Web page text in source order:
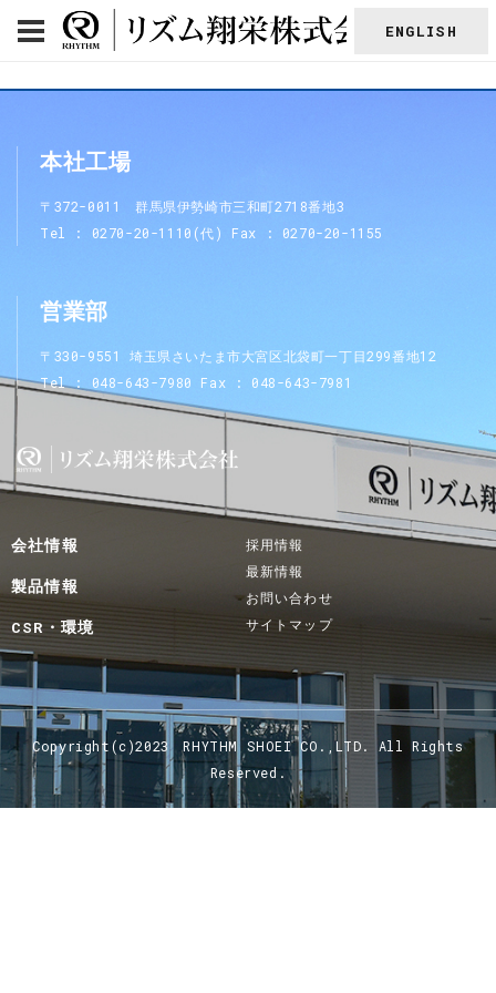
ENGLISH
本社工場
〒372-0011 群馬県伊勢崎市三和町2718番地3
Tel
0270-20-1110(代) Fax 0270-20-1155
営業部
〒330-9551 埼玉県さいたま市大宮区北袋町一丁目299番地12
Tel
048-643-7980 Fax 048-643-7981
会社情報
製品情報
CSR・環境
採用情報
最新情報
お問い合わせ
サイトマップ
Copyright(c)2023 RHYTHM SHOEI CO.,LTD. All Rights
Reserved.